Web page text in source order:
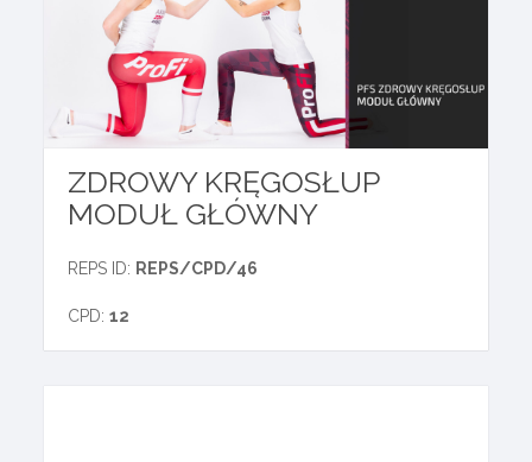
ZDROWY KRĘGOSŁUP
MODUŁ GŁÓWNY
REPS ID: REPS/CPD/46
CPD:12